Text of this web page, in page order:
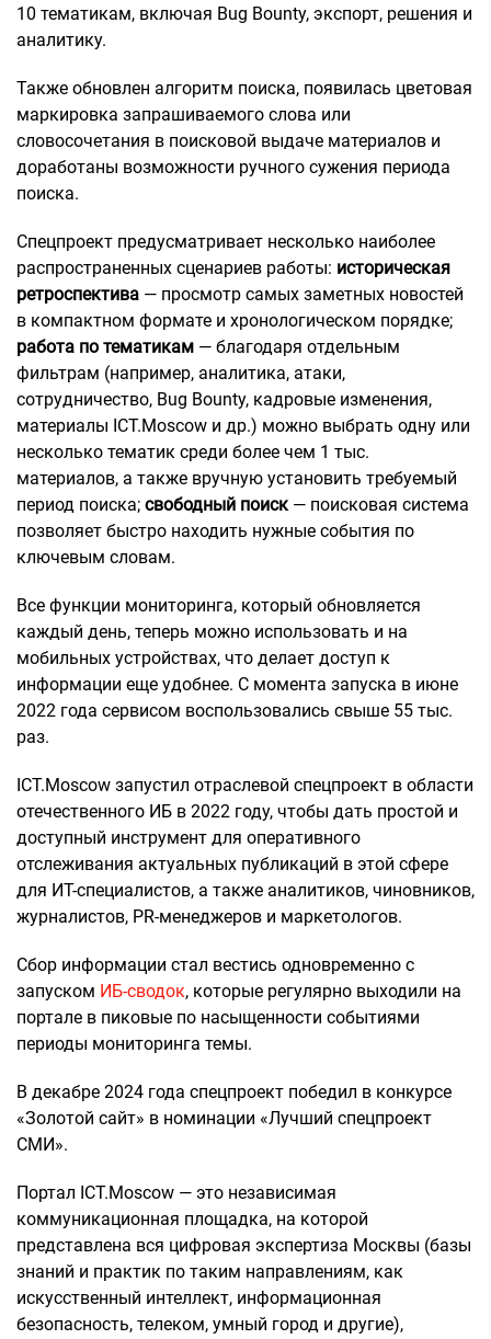
10 тематикам, включая Bug Bounty, экспорт, решения и
аналитику.
Также обновлен алгоритм поиска, появилась цветовая
маркировка запрашиваемого слова или
словосочетания в поисковой выдаче материалов и
доработаны возможности ручного сужения периода
поиска.
Спецпроект предусматривает несколько наиболее
распространенных сценариев работы: историческая
ретроспектива — просмотр самых заметных новостей
в компактном формате и хронологическом порядке;
работа по тематикам — благодаря отдельным
фильтрам (например, аналитика, атаки,
сотрудничество, Bug Bounty, кадровые изменения,
материалы ICT.Moscow и др.) можно выбрать одну или
несколько тематик среди более чем 1 тыс.
материалов, а также вручную установить требуемый
период поиска; свободный поиск— поисковая система
позволяет быстро находить нужные события по
ключевым словам.
Все функции мониторинга, который обновляется
каждый день, теперь можно использовать и на
мобильных устройствах, что делает доступ к
информации еще удобнее. С момента запуска в июне
2022 года сервисом воспользовались свыше 55 тыс.
раз.
ICT.Moscow запустил отраслевой спецпроект в области
отечественного ИБ в 2022 году, чтобы дать простой и
доступный инструмент для оперативного
отслеживания актуальных публикаций в этой сфере
для ИТ-специалистов, а также аналитиков, чиновников,
журналистов, PR-менеджеров и маркетологов.
Сбор информации стал вестись одновременно с
запуском ИБ-сводок, которые регулярно выходили на
портале в пиковые по насыщенности событиями
периоды мониторинга темы.
В декабре 2024 года спецпроект победил в конкурсе
«Золотой сайт» в номинации «Лучший спецпроект
СМИ».
Портал ICT.Moscow — это независимая
коммуникационная площадка, на которой
представлена вся цифровая экспертиза Москвы (базы
знаний и практик по таким направлениям, как
искусственный интеллект, информационная
безопасность, телеком, умный город и другие),